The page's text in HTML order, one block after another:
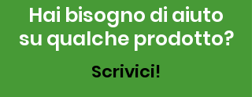
Hai bisogno di aiuto
su qualche prodotto?
Scrivici!